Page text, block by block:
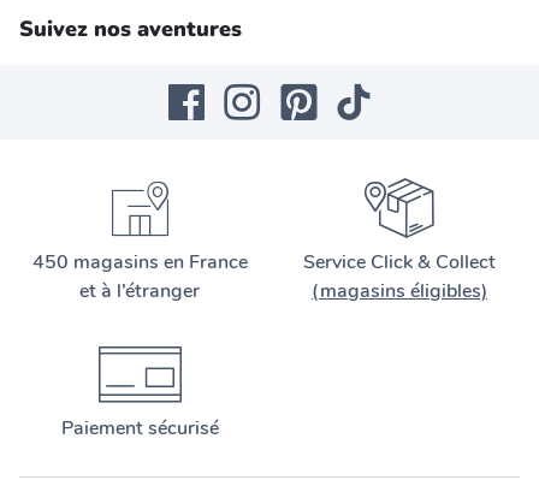
Suivez nos aventures
450 magasins en France
et à l’étranger
Service Click & Collect
(magasins éligibles)
Paiement sécurisé